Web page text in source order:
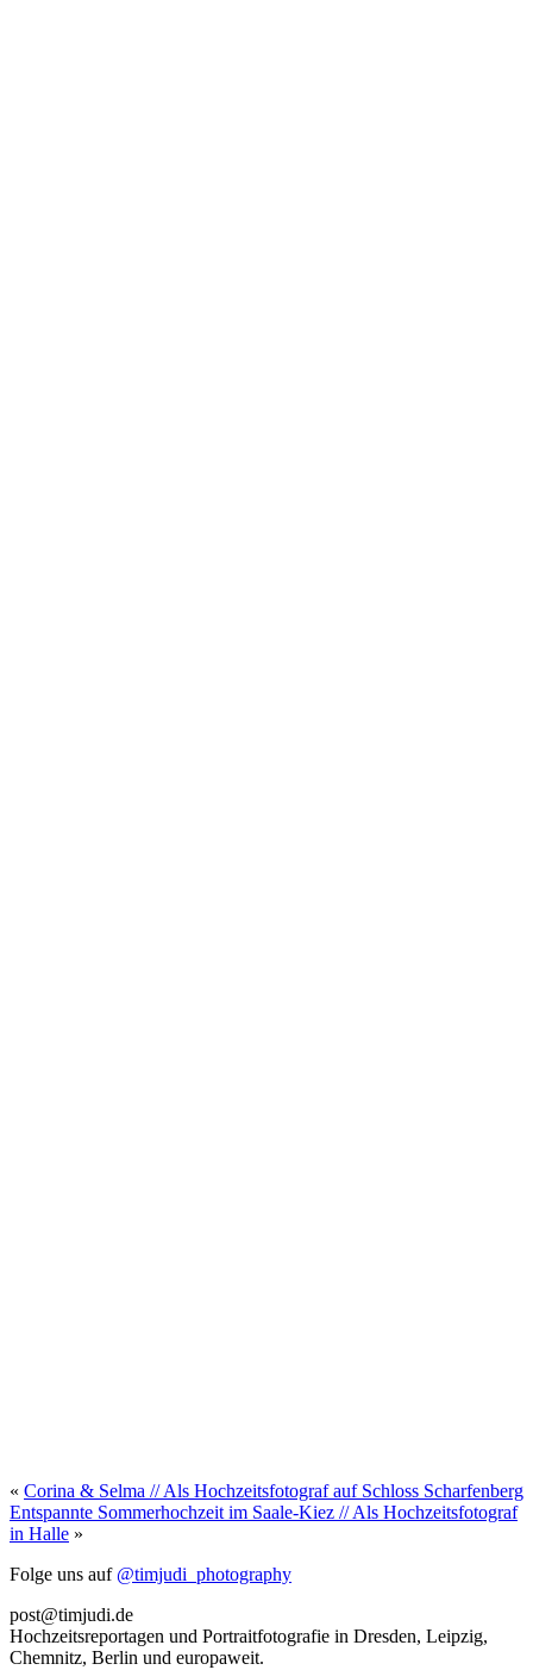
« Corina & Selma // Als Hochzeitsfotograf auf Schloss Scharfenberg
Entspannte Sommerhochzeit im Saale-Kiez // Als Hochzeitsfotograf
in Halle »
Folge uns auf @timjudi_photography
post@timjudi.de
Hochzeitsreportagen und Portraitfotografie in Dresden, Leipzig,
Chemnitz, Berlin und europaweit.